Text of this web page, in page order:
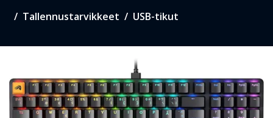
Tallennustarvikkeet USB-tikut